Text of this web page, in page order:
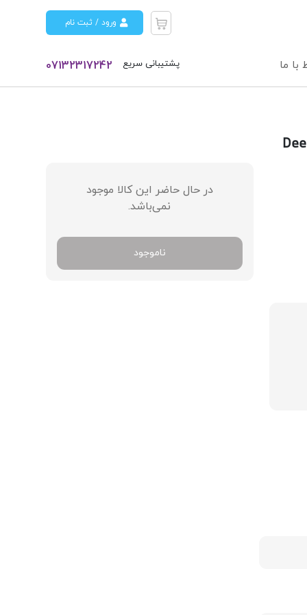
ورود / ثبت نام
07132317242 پشتیبانی سریع با ما
در حال حاضر این کالا موجود
نمی‌باشد.
ناموجود